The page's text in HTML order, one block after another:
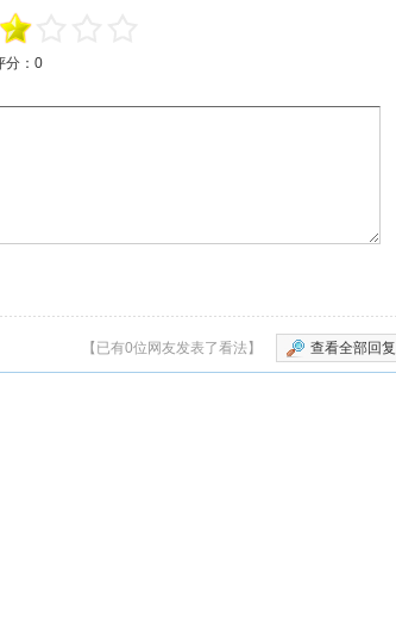
分： 0
查看全部回复
【已有0位网友发表了看法】